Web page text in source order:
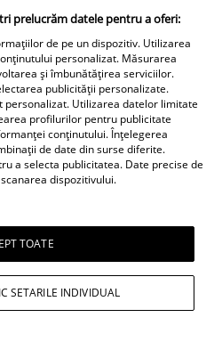
doborâtă în premieră
României. A fost lovită
unui F-16 al Forţelor
prelucrăm datele pentru a oferi:
de pe un dispozitiv. Utilizarea
personalizat. Măsurarea
și îmbunătățirea serviciilor.
publicității personalizate.
Utilizarea datelor limitate
profilurilor pentru publicitate
conținutului. Înțelegerea
de date din surse diferite.
a selecta publicitatea. Date precise de
dispozitivului.
TOATE
SETARILE INDIVIDUAL